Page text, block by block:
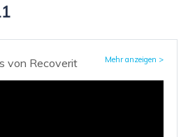
von Recoverit Mehr anzeigen >